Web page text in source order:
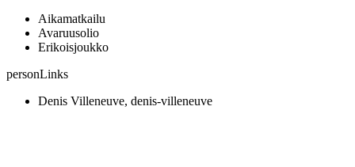
Aikamatkailu
Avaruusolio
Erikoisjoukko
personLinks
Denis Villeneuve, denis-villeneuve